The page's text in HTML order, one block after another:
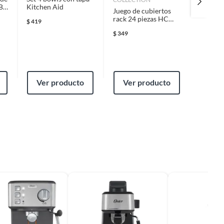
Kitchen Aid
$419
Ver producto
Juego de cubiertos
rack 24 piezas HC
$349
Ver producto